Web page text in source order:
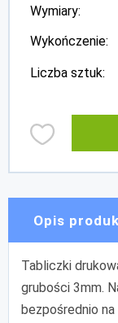
Wymiary:
Wykończenie:
Liczba sztuk:
Opis
Tabliczki
grubości 3mm.
bezpośrednio